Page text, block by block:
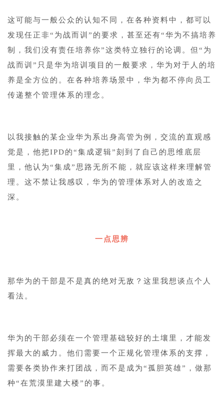
这可能与一般公众的认知不同，在各种资料中，都可以
发现任正非“为战而训”的要求，甚至还有“华为不搞培养
制，我们没有责任培养你”这类特立独行的论调。但“为
战而训”只是华为培训项目的一般要求，华为对于人的培
养是全方位的。在各种培养场景中，华为都不停向员工
传递整个管理体系的理念。
以我接触的某企业华为系出身高管为例，交流的直观感
觉是，他把IPD的“集成逻辑”刻到了自己的思维底层
里，他认为“集成”思路无所不能，就应该这样来理解管
理。这不禁让我感叹，华为的管理体系对人的改造之
深。
一点思辨
那华为的干部是不是真的绝对无敌？这里我想谈点个人
看法。
华为的干部必须在一个管理基础较好的土壤里，才能发
挥最大的威力。他们需要一个正规化管理体系的支撑，
需要各类协作来打团战，而不是成为“孤胆英雄”，做那
种“在荒漠里建大楼”的事。